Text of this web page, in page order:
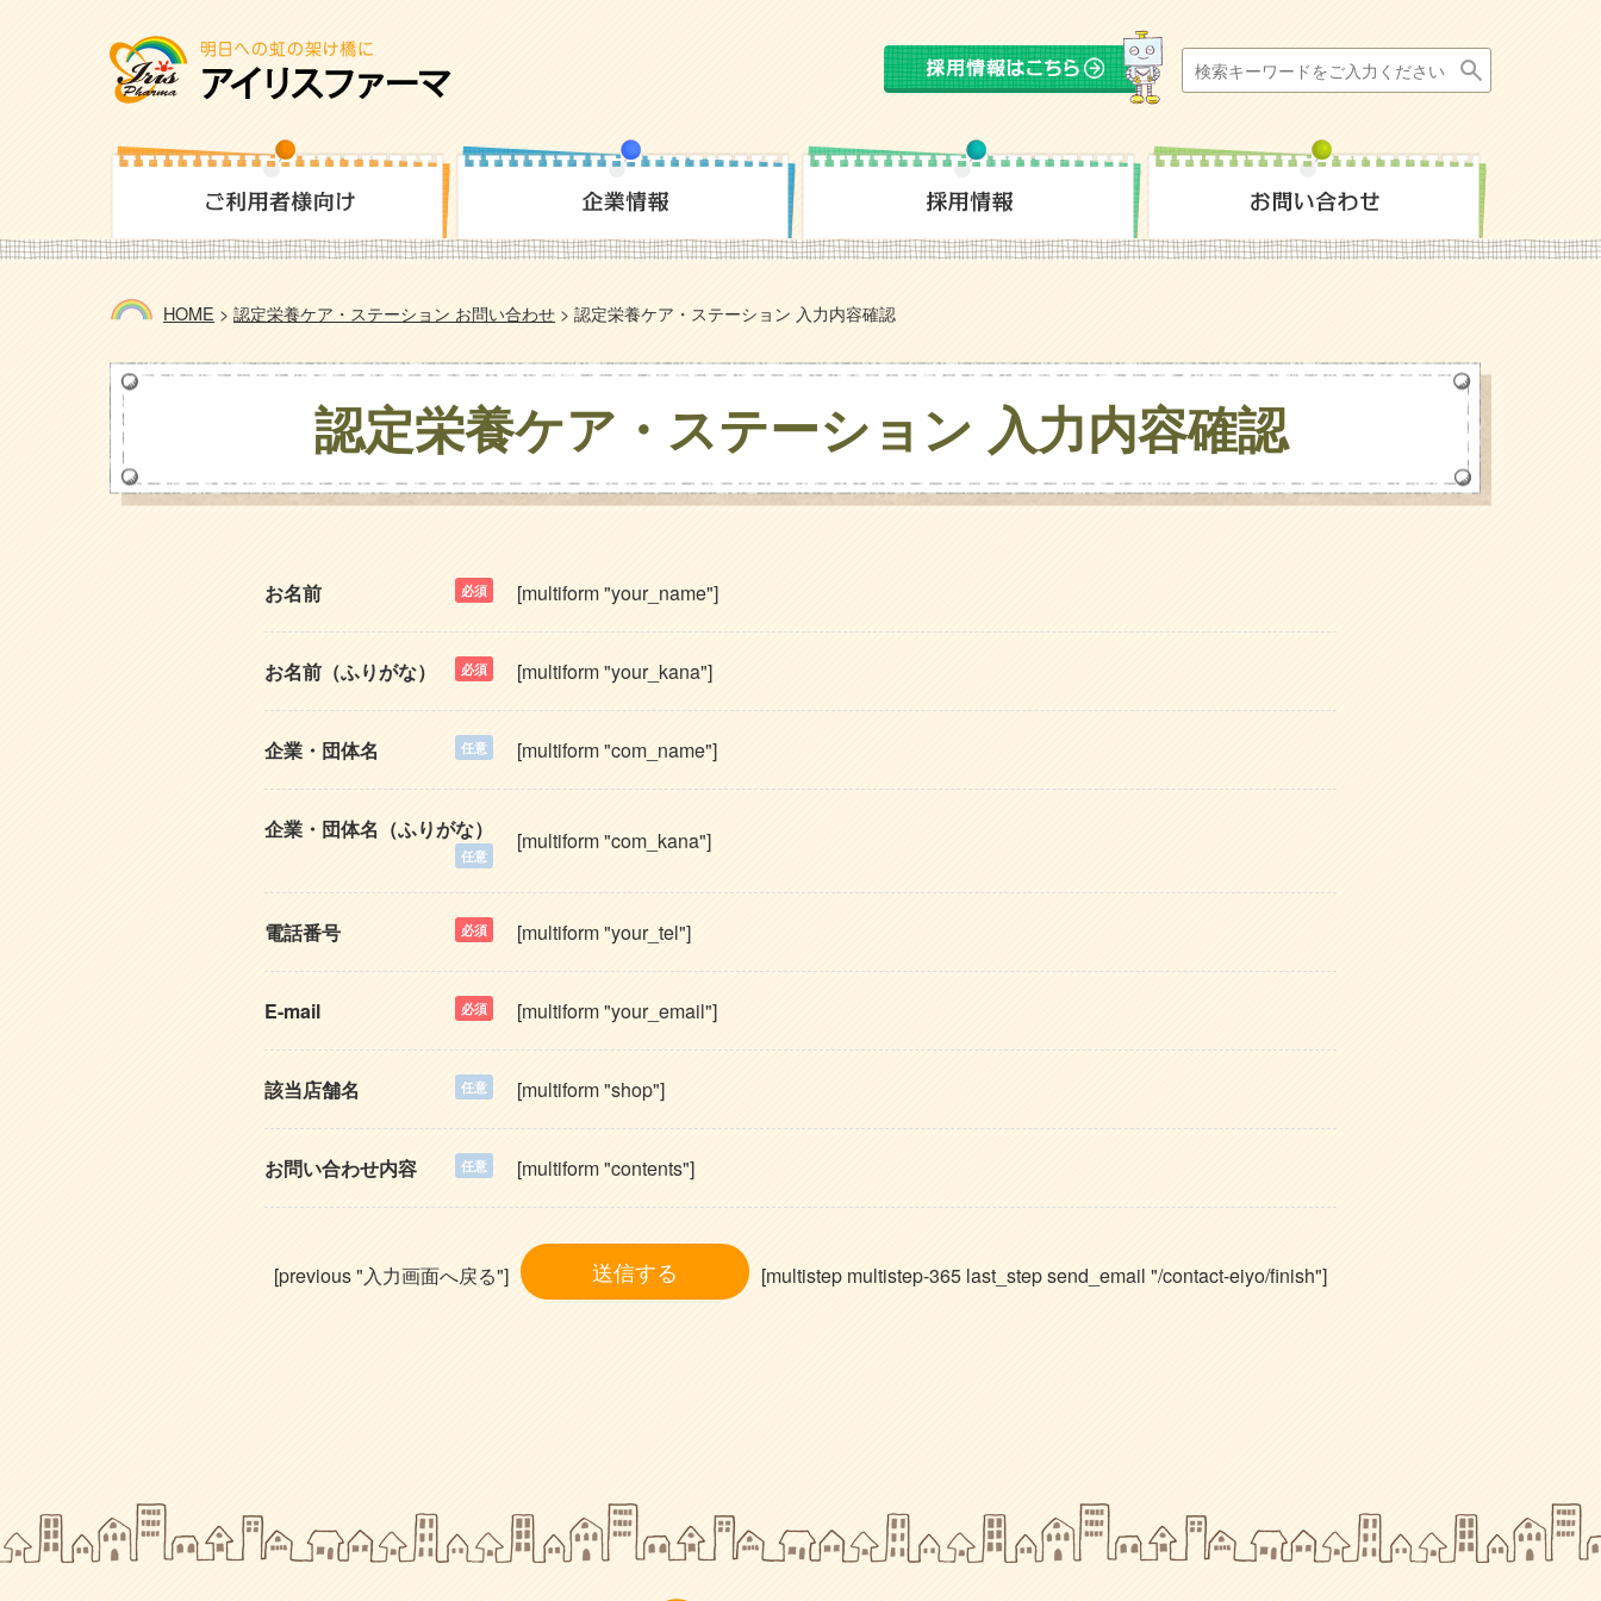
HOME > 認定栄養ケア・ステーション お問い合わせ > 認定栄養ケア・ステーション 入力内容確認
認定栄養ケア・ステーション 入力内容確認
お名前 必須 [multiform "your_name"]
お名前（ふりがな） 必須 [multiform "your_kana"]
企業・団体名 任意 [multiform "com_name"]
企業・団体名（ふりがな）
任意
[multiform "com_kana"]
電話番号 必須 [multiform "your_tel"]
E-mail 必須 [multiform "your_email"]
該当店舗名 任意 [multiform "shop"]
お問い合わせ内容 任意 [multiform "contents"]
[previous "入力画面へ戻る"] [multistep multistep-365 last_step send_email "/contact-eiyo/finish"]